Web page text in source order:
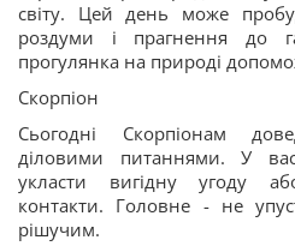
світу. Цей день може
роздуми і прагнення до
прогулянка на природі
Скорпіон
Сьогодні Скорпіонам
діловими питаннями. У
укласти вигідну угоду
контакти. Головне - не
рішучим.